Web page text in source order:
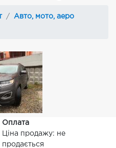
Авто, мото, аеро
Оплата
Ціна продажу: не
продається